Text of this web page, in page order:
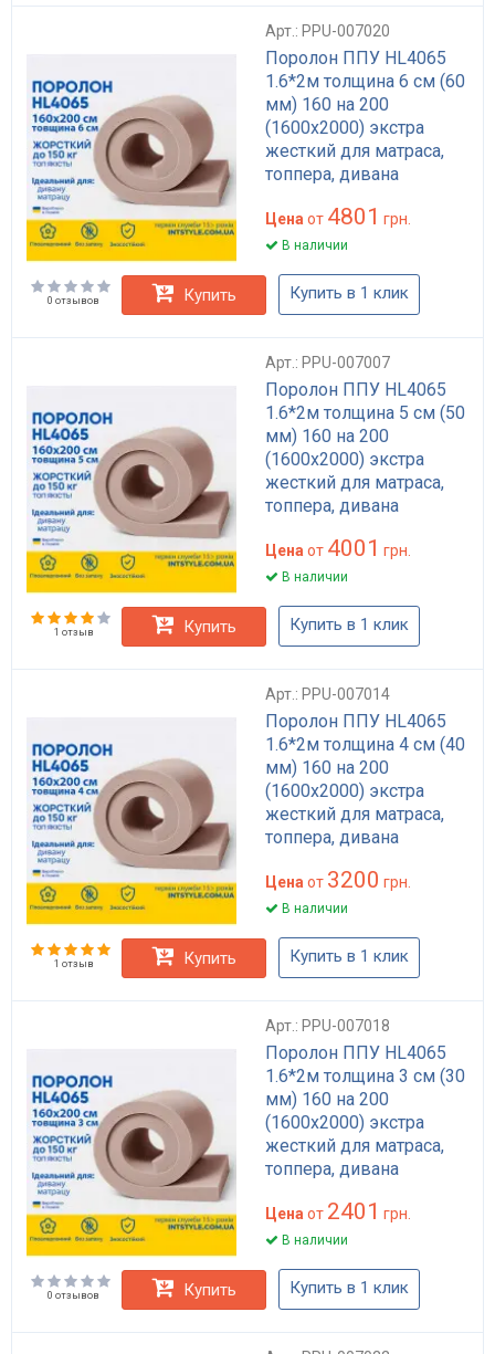
Арт.: PPU-007020
Поролон ППУ HL4065
1.6*2м толщина 6 см (60
мм) 160 на 200
(1600х2000) экстра
жесткий для матраса,
топпера, дивана
Цена от 4801 грн.
В наличии
0 отзывов Купить Купить в 1 клик
Арт.: PPU-007007
Поролон ППУ HL4065
1.6*2м толщина 5 см (50
мм) 160 на 200
(1600х2000) экстра
жесткий для матраса,
топпера, дивана
Цена от 4001 грн.
В наличии
1 отзыв Купить Купить в 1 клик
Арт.: PPU-007014
Поролон ППУ HL4065
1.6*2м толщина 4 см (40
мм) 160 на 200
(1600х2000) экстра
жесткий для матраса,
топпера, дивана
Цена от 3200 грн.
В наличии
1 отзыв Купить Купить в 1 клик
Арт.: PPU-007018
Поролон ППУ HL4065
1.6*2м толщина 3 см (30
мм) 160 на 200
(1600х2000) экстра
жесткий для матраса,
топпера, дивана
Цена от 2401 грн.
В наличии
0 отзывов Купить Купить в 1 клик